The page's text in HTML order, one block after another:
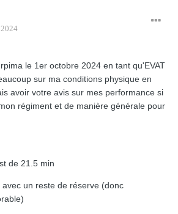
le 1er octobre 2024 en tant qu'EVAT
sur ma conditions physique en
avoir votre avis sur mes performance si
régiment et de manière générale pour
de 21.5 min
un reste de réserve (donc